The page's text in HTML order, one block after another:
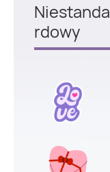
Niestanda
rdowy